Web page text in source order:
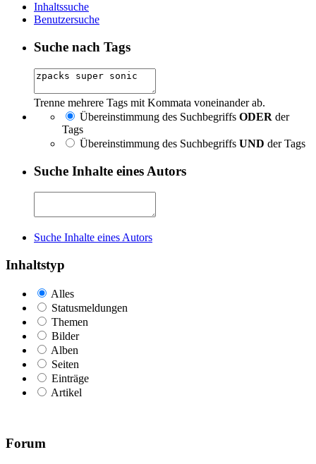
Inhaltssuche
Benutzersuche
Suche nach Tags
Trenne mehrere Tags mit Kommata voneinander ab.
Übereinstimmung des Suchbegriffs ODER der
Tags
Übereinstimmung des Suchbegriffs UND der Tags
Suche Inhalte eines Autors
Suche Inhalte eines Autors
Inhaltstyp
Alles
Statusmeldungen
Themen
Bilder
Alben
Seiten
Einträge
Artikel
Forum